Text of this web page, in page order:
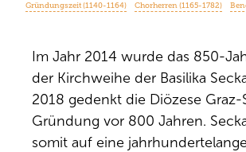
Gründungszeit (1140-1164) Chorherren (1165-1782)
Im Jahr 2014 wurde das 850-
der Kirchweihe der Basilika
2018 gedenkt die Diözese Graz-
Gründung vor 800 Jahren.
somit auf eine